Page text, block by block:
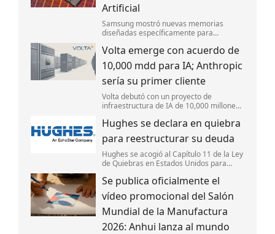
Artificial
Samsung mostró nuevas memorias
diseñadas específicamente para
la eficiencia energética.
Volta emerge con acuerdo de
10,000 mdd para IA; Anthropic
sería su primer cliente
Volta debutó con un proyecto de
infraestructura de IA de 10,000 millones
Nvidia. Anthropic sería su primer cliente
para capacidad de cómputo.
Hughes se declara en quiebra
para reestructurar su deuda
Hughes se acogió al Capítulo 11 de la Ley
de Quiebras en Estados Unidos para
estructura de capital y mantener la
continuidad de sus operaciones.
Se publica oficialmente el
vídeo promocional del Salón
Mundial de la Manufactura
2026: Anhui lanza al mundo